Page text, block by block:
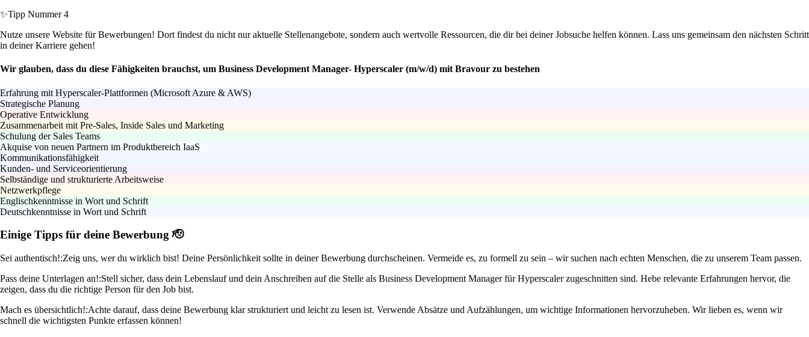
✨Tipp Nummer 4
Nutze unsere Website für Bewerbungen! Dort findest du nicht nur aktuelle Stellenangebote, sondern auch wertvolle Ressourcen, die dir bei deiner Jobsuche helfen können. Lass uns gemeinsam den nächsten Schritt
in deiner Karriere gehen!
Wir glauben, dass du diese Fähigkeiten brauchst, um Business Development Manager- Hyperscaler (m/w/d) mit Bravour zu bestehen
Erfahrung mit Hyperscaler-Plattformen (Microsoft Azure & AWS)
Strategische Planung
Operative Entwicklung
Zusammenarbeit mit Pre-Sales, Inside Sales und Marketing
Schulung der Sales Teams
Akquise von neuen Partnern im Produktbereich IaaS
Kommunikationsfähigkeit
Kunden- und Serviceorientierung
Selbständige und strukturierte Arbeitsweise
Netzwerkpflege
Englischkenntnisse in Wort und Schrift
Deutschkenntnisse in Wort und Schrift
Einige Tipps für deine Bewerbung 🫡
Sei authentisch!:Zeig uns, wer du wirklich bist! Deine Persönlichkeit sollte in deiner Bewerbung durchscheinen. Vermeide es, zu formell zu sein – wir suchen nach echten Menschen, die zu unserem Team passen.
Pass deine Unterlagen an!:Stell sicher, dass dein Lebenslauf und dein Anschreiben auf die Stelle als Business Development Manager für Hyperscaler zugeschnitten sind. Hebe relevante Erfahrungen hervor, die
zeigen, dass du die richtige Person für den Job bist.
Mach es übersichtlich!:Achte darauf, dass deine Bewerbung klar strukturiert und leicht zu lesen ist. Verwende Absätze und Aufzählungen, um wichtige Informationen hervorzuheben. Wir lieben es, wenn wir
schnell die wichtigsten Punkte erfassen können!